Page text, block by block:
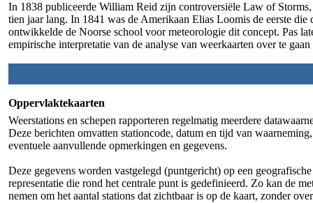
In 1838 publiceerde William Reid zijn controversiële Law of
tien jaar lang. In 1841 was de Amerikaan Elias Loomis de eerste
ontwikkelde de Noorse school voor meteorologie dit concept. Pas
empirische interpretatie van de analyse van weerkaarten over te
Oppervlaktekaarten
Weerstations en schepen rapporteren regelmatig meerdere
Deze berichten omvatten stationcode, datum en tijd van
eventuele aanvullende opmerkingen en gegevens.
Deze gegevens worden vastgelegd (puntgericht) op een
representatie die rond het centrale punt is gedefinieerd. Zo kan de
nemen om het aantal stations dat zichtbaar is op de kaart, zonder